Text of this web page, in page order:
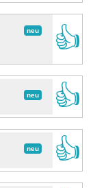
neu
👍
neu
👍
neu
👍